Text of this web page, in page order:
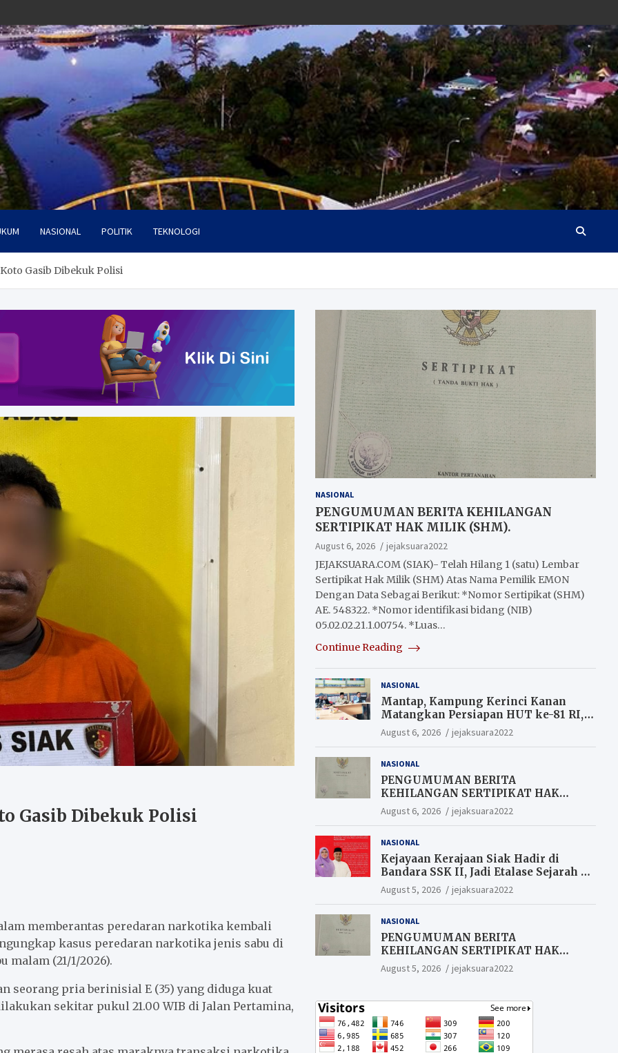
NASIONAL POLITIK TEKNOLOGI
Gasib Dibekuk Polisi
Gasib Dibekuk Polisi
memberantas peredaran narkotika kembali
kasus peredaran narkotika jenis sabu di
malam (21/1/2026).
seorang pria berinisial E (35) yang diduga kuat
sekitar pukul 21.00 WIB di Jalan Pertamina,
NASIONAL
PENGUMUMAN BERITA KEHILANGAN
SERTIPIKAT HAK MILIK (SHM).
August 6, 2026
jejaksuara2022
JEJAKSUARA.COM (SIAK)- Telah Hilang 1 (satu) Lembar
Sertipikat Hak Milik (SHM) Atas Nama Pemilik EMON
Dengan Data Sebagai Berikut: *Nomor Sertipikat (SHM)
AE. 548322. *Nomor identifikasi bidang (NIB)
05.02.02.21.1.00754. *Luas…
Continue Reading
NASIONAL
Mantap, Kampung Kerinci Kanan
Matangkan Persiapan HUT ke-81 RI,
Warga yang ikut Upacara
Berkesempatan Raih Hadiah
August 6, 2026 jejaksuara2022
NASIONAL
PENGUMUMAN BERITA
KEHILANGAN SERTIPIKAT HAK
MILIK (SHM).
August 6, 2026 jejaksuara2022
NASIONAL
Kejayaan Kerajaan Siak Hadir di
Bandara SSK II, Jadi Etalase Sejarah di
Gerbang Riau
August 5, 2026 jejaksuara2022
NASIONAL
PENGUMUMAN BERITA
KEHILANGAN SERTIPIKAT HAK
MILIK (SHM).
August 5, 2026 jejaksuara2022